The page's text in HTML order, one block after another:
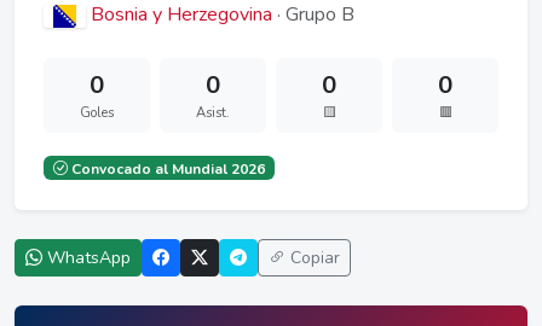
Bosnia y Herzegovina · Grupo B
0
Goles
0
Asist.
0
🟨
0
🟥
Convocado al Mundial 2026
WhatsApp Copiar